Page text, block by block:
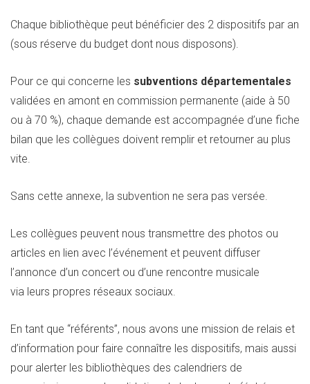
Chaque bibliothèque peut bénéficier des 2 dispositifs par an
(sous réserve du budget dont nous disposons).
Pour ce qui concerne les subventions départementales
validées en amont en commission permanente (aide à 50
ou à 70 %), chaque demande est accompagnée d’une fiche
bilan que les collègues doivent remplir et retourner au plus
vite.
Sans cette annexe, la subvention ne sera pas versée.
Les collègues peuvent nous transmettre des photos ou
articles en lien avec l’événement et peuvent diffuser
l’annonce d’un concert ou d’une rencontre musicale
via leurs propres réseaux sociaux.
En tant que “référents”, nous avons une mission de relais et
d’information pour faire connaître les dispositifs, mais aussi
pour alerter les bibliothèques des calendriers de